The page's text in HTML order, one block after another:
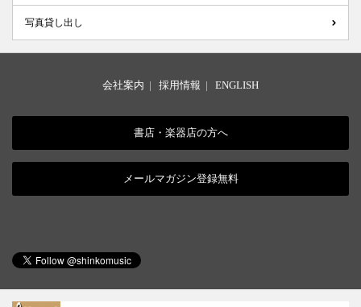
写真貸し出し
会社案内 | 採用情報 | ENGLISH
書店・楽器店の方へ
メールマガジン登録無料